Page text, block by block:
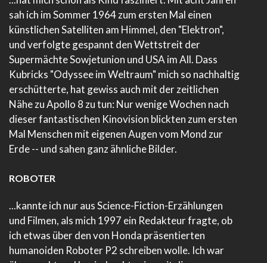
sah ich im Sommer 1964 zum ersten Mal einen
künstlichen Satelliten am Himmel, den "Elektron",
und verfolgte gespannt den Wettstreit der
Supermächte Sowjetunion und USA im All. Dass
Kubricks "Odyssee im Weltraum" mich so nachhaltig
erschütterte, hat gewiss auch mit der zeitlichen
Nähe zu Apollo 8 zu tun: Nur wenige Wochen nach
dieser fantastischen Kinovision blickten zum ersten
Mal Menschen mit eigenen Augen vom Mond zur
Erde -- und sahen ganz ähnliche Bilder.
ROBOTER
...kannte ich nur aus Science-Fiction-Erzählungen
und Filmen, als mich 1997 ein Redakteur fragte, ob
ich etwas über den von Honda präsentierten
humanoiden Roboter P2 schreiben wolle. Ich war